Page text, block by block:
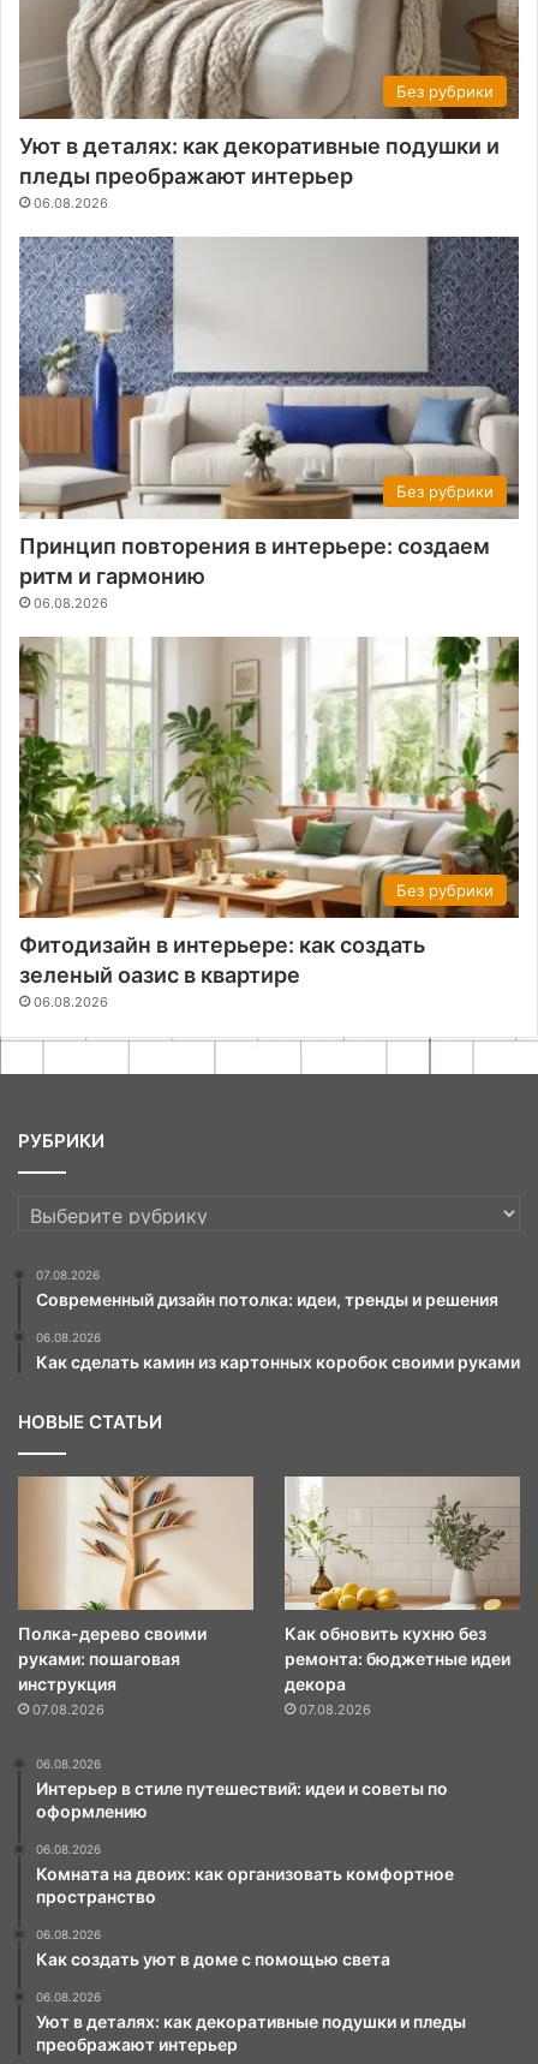
Без рубрики
Уют в деталях: как декоративные подушки и
пледы преображают интерьер
06.08.2026
Без рубрики
Принцип повторения в интерьере: создаем
ритм и гармонию
06.08.2026
Без рубрики
Фитодизайн в интерьере: как создать
зеленый оазис в квартире
06.08.2026
РУБРИКИ
РУБРИКИ
07.08.2026
Современный дизайн потолка: идеи, тренды и решения
06.08.2026
Как сделать камин из картонных коробок своими руками
НОВЫЕ СТАТЬИ
Полка-дерево своими
руками: пошаговая
инструкция
07.08.2026
Как обновить кухню без
ремонта: бюджетные идеи
декора
07.08.2026
06.08.2026
Интерьер в стиле путешествий: идеи и советы по
оформлению
06.08.2026
Комната на двоих: как организовать комфортное
пространство
06.08.2026
Как создать уют в доме с помощью света
06.08.2026
Уют в деталях: как декоративные подушки и пледы
преображают интерьер